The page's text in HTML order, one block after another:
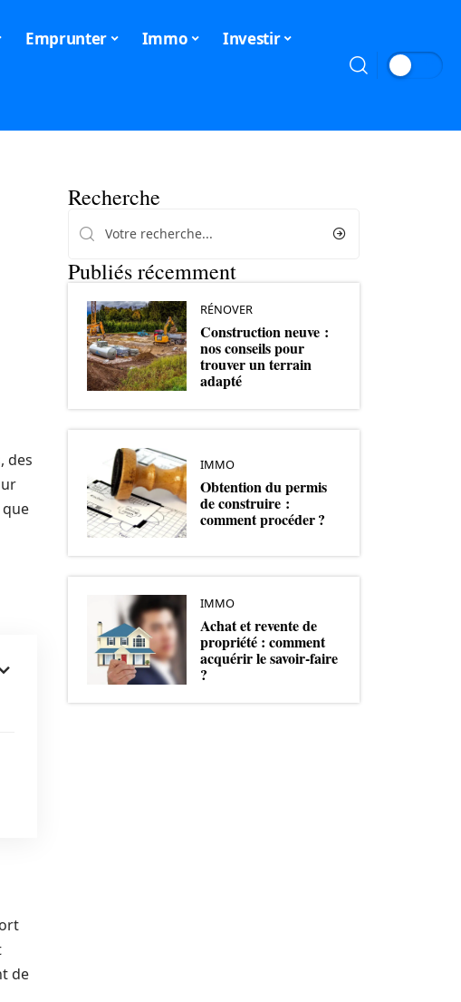
Emprunter Immo Investir
des
que
de
Recherche
Publiés récemment
RÉNOVER
Construction neuve :
nos conseils pour
trouver un terrain
adapté
IMMO
Obtention du permis
de construire :
comment procéder ?
IMMO
Achat et revente de
propriété : comment
acquérir le savoir-faire
?